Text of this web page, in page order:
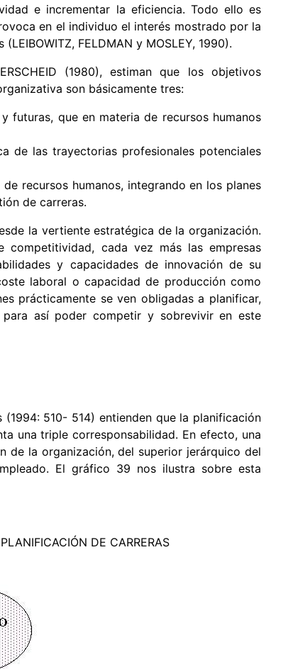
e incrementar la eficiencia. Todo ello es
en el individuo el interés mostrado por la
FELDMAN y MOSLEY, 1990).
(1980), estiman que los objetivos
son básicamente tres:
futuras, que en materia de recursos humanos
de las trayectorias profesionales potenciales
recursos humanos, integrando en los planes
de carreras.
la vertiente estratégica de la organización.
competitividad, cada vez más las empresas
y capacidades de innovación de su
laboral o capacidad de producción como
prácticamente se ven obligadas a planificar,
así poder competir y sobrevivir en este
(1994: 510- 514) entienden que la planificación
una triple corresponsabilidad. En efecto, una
de la organización, del superior jerárquico del
El gráfico 39 nos ilustra sobre esta
DE CARRERAS